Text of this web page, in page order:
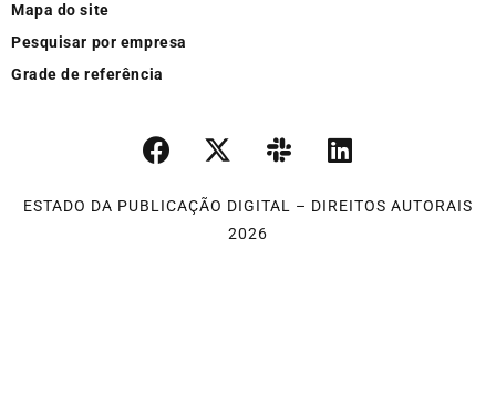
Mapa do site
Pesquisar por empresa
Grade de referência
ESTADO DA PUBLICAÇÃO DIGITAL – DIREITOS AUTORAIS
2026